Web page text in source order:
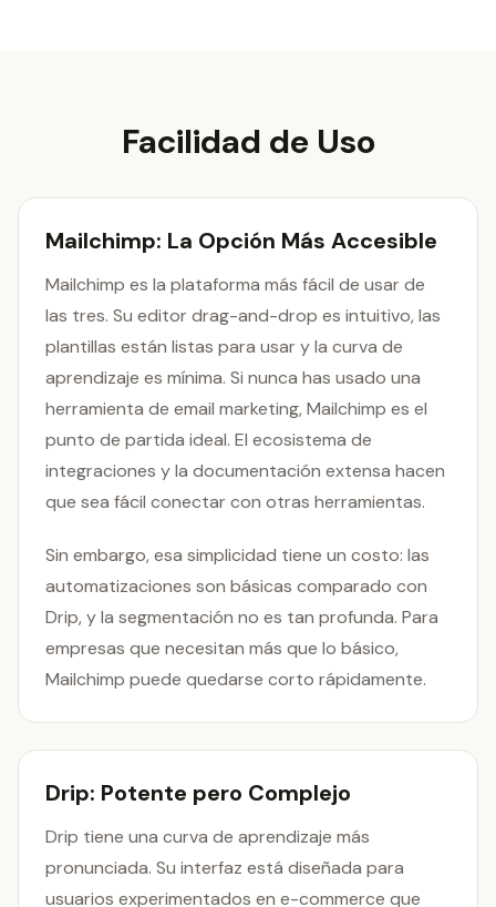
Facilidad de Uso
Mailchimp: La Opción Más Accesible
Mailchimp es la plataforma más fácil de usar de
las tres. Su editor drag-and-drop es intuitivo, las
plantillas están listas para usar y la curva de
aprendizaje es mínima. Si nunca has usado una
herramienta de email marketing, Mailchimp es el
punto de partida ideal. El ecosistema de
integraciones y la documentación extensa hacen
que sea fácil conectar con otras herramientas.
Sin embargo, esa simplicidad tiene un costo: las
automatizaciones son básicas comparado con
Drip, y la segmentación no es tan profunda. Para
empresas que necesitan más que lo básico,
Mailchimp puede quedarse corto rápidamente.
Drip: Potente pero Complejo
Drip tiene una curva de aprendizaje más
pronunciada. Su interfaz está diseñada para
usuarios experimentados en e-commerce que